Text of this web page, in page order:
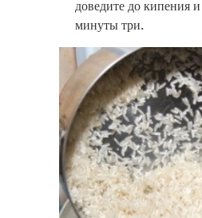
доведите до кипения
минуты три.